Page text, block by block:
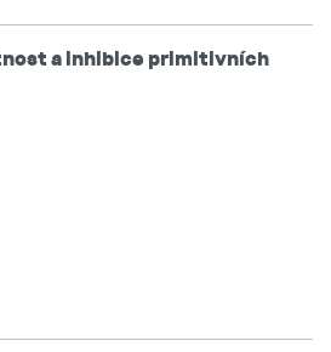
a inhibice primitivních